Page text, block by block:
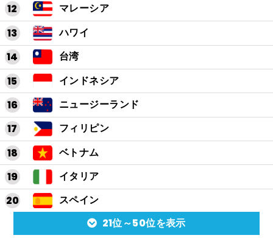
マレーシア
ハワイ
台湾
インドネシア
ニュージーランド
フィリピン
ベトナム
イタリア
スペイン
アルゼンチン21位～50位を表示